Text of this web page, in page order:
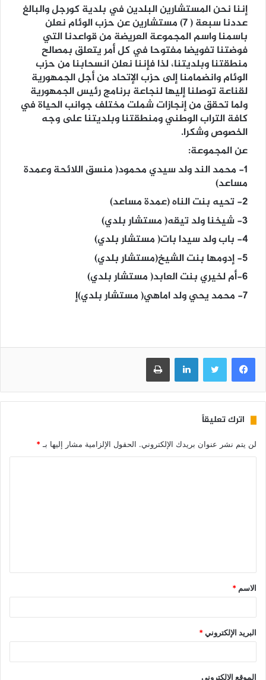
إننا نحن المستشارين البلدين في بلدية كورجل والبالغ
عددنا سبعة ( 7) مستشارين عن حزب الوئام نعلن
باسمنا واسم المجموعة العريضة من قواعدنا التي
فوضتنا تفويضا مفتوحا في كل أمر يتعلق بمصالح
منطقتنا وبلديتنا، لذا فإننا نعلن انسحابنا من حزب
الوئام وانضمامنا إلى حزب الإتحاد من أجل الجمهورية
لقناعة توصلنا إليها لنجاعة برنامج رئيس الجمهورية
ولما تحقق من إنجازات شملت مختلف جوانب الحياة في
كافة التراب الوطني ومنطقتنا وبلديتنا على وجه
الخصوص وشكرا.
عن المجموعة:
1- محمد الند ولد سيدي محمود( منسق اللائحة وعمدة
مساعد)
2- تحيه بنت الناه (عمدة مساعد)
3- شيخنا ولد تيقه( مستشار بلدي)
4- باب ولد سيدا بات( مستشار بلدي)
5- إدومها بنت الشيخ(مستشار بلدي)
6-أم لخيري بنت العابد( مستشار بلدي)
7- محمد يحي ولد اماهي( مستشار بلدي)إ
فيسبوك تويتر لينكدإن طباعة
اترك تعليقاً
لن يتم نشر عنوان بريدك الإلكتروني. الحقول الإلزامية مشار إليها بـ*
الاسم *
البريد الإلكتروني*
الموقع الإلكتروني